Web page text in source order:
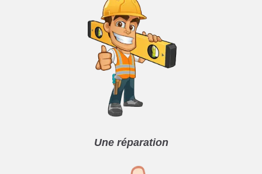
Une réparation